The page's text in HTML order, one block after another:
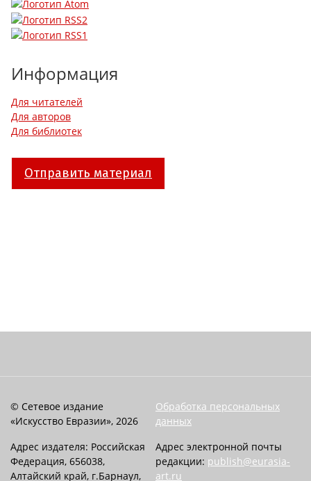
Информация
Для читателей
Для авторов
Для библиотек
Отправить материал
© Сетевое издание
«Искусство Евразии», 2026
Адрес издателя: Российская
Федерация, 656038,
Алтайский край, г.Барнаул,
Обработка персональных
данных
Адрес электронной почты
редакции: publish@eurasia-
art.ru